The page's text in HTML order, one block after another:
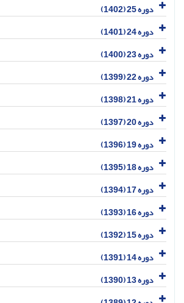
دوره 25 (1402)
دوره 24 (1401)
دوره 23 (1400)
دوره 22 (1399)
دوره 21 (1398)
دوره 20 (1397)
دوره 19 (1396)
دوره 18 (1395)
دوره 17 (1394)
دوره 16 (1393)
دوره 15 (1392)
دوره 14 (1391)
دوره 13 (1390)